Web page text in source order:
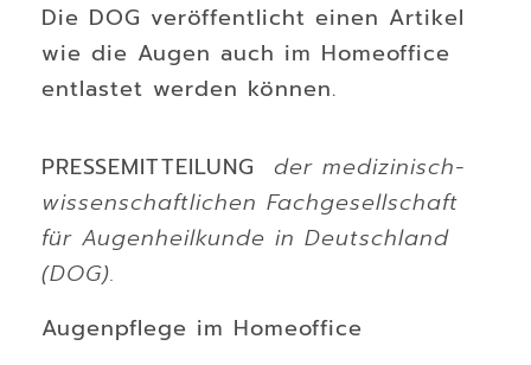
Die DOG veröffentlicht einen Artikel
wie die Augen auch im Homeoffice
entlastet werden können.
PRESSEMITTEILUNG
der medizinisch-
wissenschaftlichen Fachgesellschaft
für Augenheilkunde in Deutschland
(DOG).
Augenpflege im Homeoffice